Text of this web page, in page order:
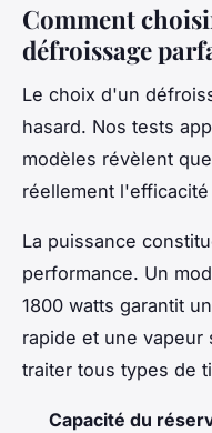
Comment
défroissage
Le choix d'un
hasard. Nos tests
modèles révèlent que
réellement
La puissance
performance. Un
1800 watts garantit
rapide et une vapeur
traiter tous types de
Capacité du